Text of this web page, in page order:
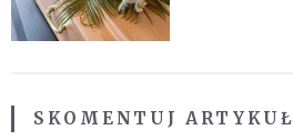
SKOMENTUJ ARTYKUŁ